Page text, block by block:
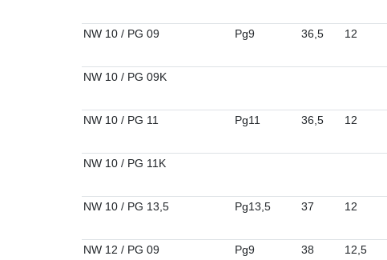
NW 10 / PG 09 Pg9 36,5 12
NW 10 / PG 09K
NW 10 / PG 11 Pg11 36,5 12
NW 10 / PG 11K
NW 10 / PG 13,5 Pg13,5 37 12
NW 12 / PG 09 Pg9 38 12,5